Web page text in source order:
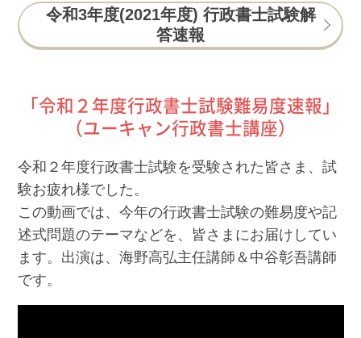
令和3年度(2021年度) 行政書士試験解
答速報
「令和２年度行政書士試験難易度速報」
（ユーキャン行政書士講座）
令和２年度行政書士試験を受験された皆さま、試
験お疲れ様でした。
この動画では、今年の行政書士試験の難易度や記
述式問題のテーマなどを、皆さまにお届けしてい
ます。出演は、海野高弘主任講師＆中谷彰吾講師
です。